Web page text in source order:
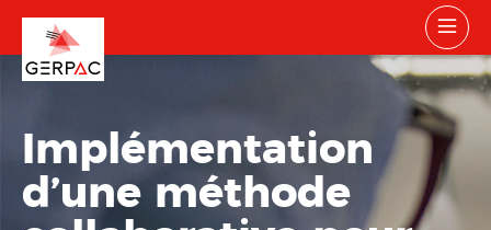
Implémentation
d’une méthode